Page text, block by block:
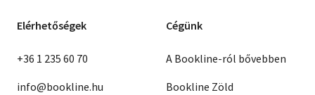
Elérhetőségek
+36 1 235 60 70
info@bookline.hu
Cégünk
A Bookline-ról bővebben
Bookline Zöld